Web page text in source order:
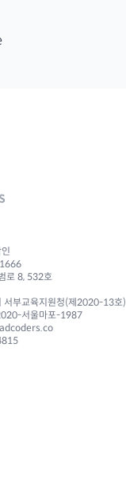
로 8, 532호
서부교육지원청(제2020-13호)
서울마포-1987